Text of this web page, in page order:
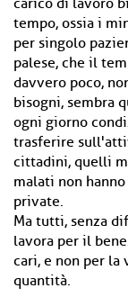
carico di lavoro
tempo, ossia i
per singolo
palese, che il
davvero poco,
bisogni, sembra
ogni giorno
trasferire
cittadini, quelli
malati non
private.
Ma tutti, senza
lavora per il
cari, e non per
quantità.